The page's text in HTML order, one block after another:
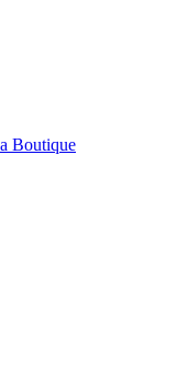
Boutique